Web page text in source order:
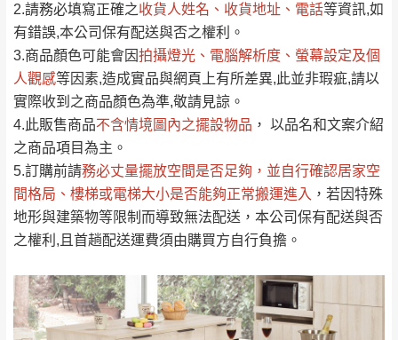
2.請務必填寫正確之收貨人姓名、收貨地址、電話等資訊,如
有錯誤,本公司保有配送與否之權利。
3.商品顏色可能會因拍攝燈光、電腦解析度、螢幕設定及個
人觀感等因素,造成實品與網頁上有所差異,此並非瑕疵,請以
實際收到之商品顏色為準,敬請見諒。
4.此販售商品不含情境圖內之擺設物品 ， 以品名和文案介紹
之商品項目為主。
5.訂購前請務必丈量擺放空間是否足夠 ，並自行確認居家空
間格局、 樓梯或電梯大小是否能夠正常搬運進入 ，若因特殊
地形與建築物等限制而導致無法配送，本公司保有配送與否
之權利,且首趟配送運費須由購買方自行負擔。
運送地區 運送費用
偏遠地區
（請先線上詢問 LINE
→@dershin ）
桃園
免 運
費
復興鄉
新竹
峨眉鄉、五峰鄉、
橫山、北埔鄉、尖
石鄉、寶山鄉山
區、新埔山區、芎
台北 無
Line客服」來信確認商品是否有「現貨」與
「金額」。
若商品價格或庫存有異常，商家有權取消訂
單。部分網路商品恕無法更改原設計或客製，敬請
見諒！
接單後二日內(不含例假日)，我們客服會與您
電話聯絡或E-Mail通知確認訂單。
（線上客服 LINE → @dershin）
下單前先詢問是否現貨，若未詢問下單後無
（洽詢方式請搜尋 Line ID → @dershin）
運送範圍：限定北至基隆，南至苗栗，偏遠
地區恕無法提供運送 (詳見運送規章)。
全部 依評論高至低排列
依評論低至高排列 只顯示附上圖片
只顯示附上評論